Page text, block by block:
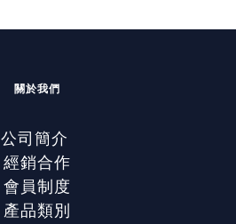
關於我們
公司簡介
經銷合作
會員制度
產品類別